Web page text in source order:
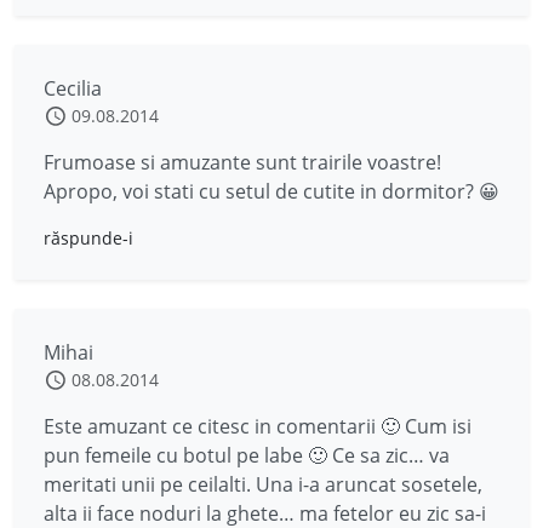
Cecilia
09.08.2014
Frumoase si amuzante sunt trairile voastre!
Apropo, voi stati cu setul de cutite in dormitor? 😀
răspunde-i
Mihai
08.08.2014
Este amuzant ce citesc in comentarii 🙂 Cum isi
pun femeile cu botul pe labe 🙂 Ce sa zic… va
meritati unii pe ceilalti. Una i-a aruncat sosetele,
alta ii face noduri la ghete… ma fetelor eu zic sa-i